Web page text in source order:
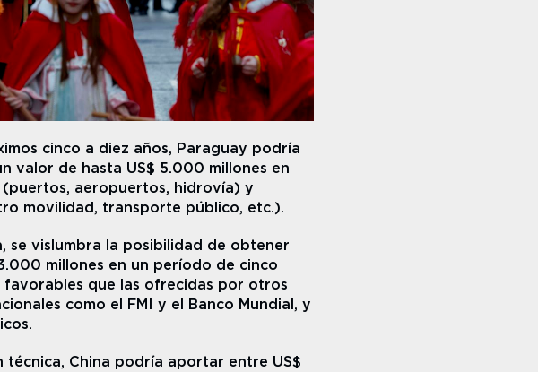
cinco a diez años, Paraguay podría
valor de hasta US$ 5.000 millones en
aeropuertos, hidrovía) y
movilidad, transporte público, etc.).
se vislumbra la posibilidad de obtener
millones en un período de cinco
favorables que las ofrecidas por otros
como el FMI y el Banco Mundial, y
técnica, China podría aportar entre US$